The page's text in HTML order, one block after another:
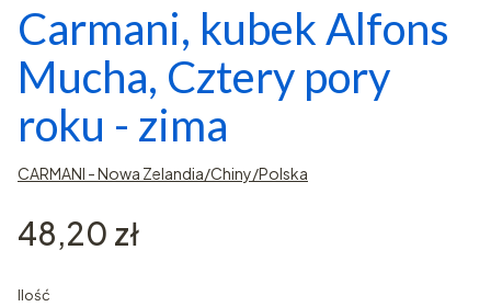
Carmani, kubek Alfons
Mucha, Cztery pory
roku - zima
CARMANI - Nowa Zelandia/Chiny/Polska
Cena
48,20 zł
Ilość